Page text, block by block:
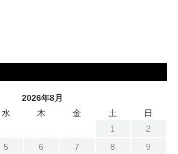
2026年8月
水 木 金 土
日
1
2
5 6 7 8
9